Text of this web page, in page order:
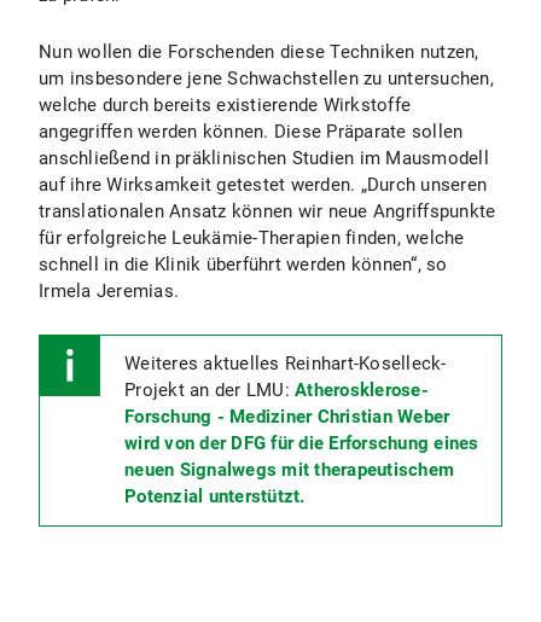
Nun wollen die Forschenden diese Techniken nutzen,
um insbesondere jene Schwachstellen zu untersuchen,
welche durch bereits existierende Wirkstoffe
angegriffen werden können. Diese Präparate sollen
anschließend in präklinischen Studien im Mausmodell
auf ihre Wirksamkeit getestet werden. „Durch unseren
translationalen Ansatz können wir neue Angriffspunkte
für erfolgreiche Leukämie-Therapien finden, welche
schnell in die Klinik überführt werden können“, so
Irmela Jeremias.
Weiteres aktuelles Reinhart-Koselleck-
Projekt an der LMU: Atherosklerose-
Forschung - Mediziner Christian Weber
wird von der DFG für die Erforschung eines
neuen Signalwegs mit therapeutischem
Potenzial unterstützt.